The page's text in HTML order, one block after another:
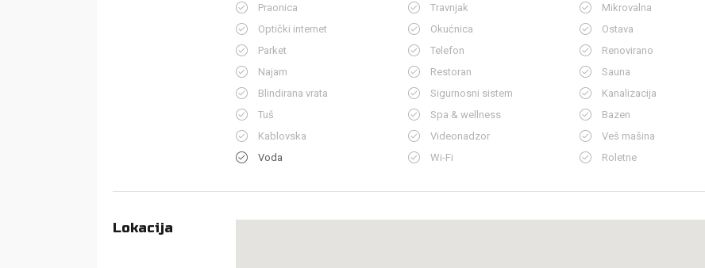
Praonica
Travnjak
Mikrovalna
Optički internet
Okućnica
Ostava
Parket
Telefon
Renovirano
Najam
Restoran
Sauna
Blindirana vrata
Sigurnosni sistem
Kanalizacija
Tuš
Spa & wellness
Bazen
Kablovska
Videonadzor
Veš mašina
Voda
Wi-Fi Roletne
Lokacija